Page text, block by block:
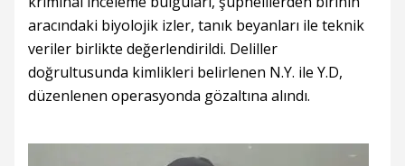
aracındaki biyolojik izler, tanık beyanları ile teknik
veriler birlikte değerlendirildi. Deliller
doğrultusunda kimlikleri belirlenen N.Y. ile Y.D,
düzenlenen operasyonda gözaltına alındı.